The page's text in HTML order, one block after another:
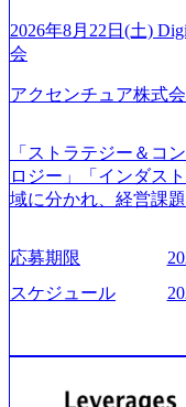
たします。 (1)既存ま
「経営戦略」等のコ
イアントは各業界上
スから「新規事業戦
略」案件をメインと
ロジェクト一部抜粋
ネスモデル検討支援
ィ領域における地域
業支援 ※その他新規
ーションの案件が多
は、仮説検証からク
プロジェクトにおけ
ご応募者様について
とさせていただきま
てご連絡させていた
日面接や面談のお時
接、条件面談それぞ
前日までに日程およ
接および条件面談と
と幸いです ※1day選
試験を受検いただき
前まで)。 ※ただし、
以上の方はGAB受検
に、GAB試験に合格
をさせていただきま
業では成長戦略を描
2026年8月22日(土)
会
アクセンチュア株式
「ストラテジー＆コ
ロジー」「インダス
域に分かれ、経営課
グ領域からその実行
貫して支援する総合
において非常に良質
手掛けたプロジェク
るグローバル化」「
応募期限
スケジュール